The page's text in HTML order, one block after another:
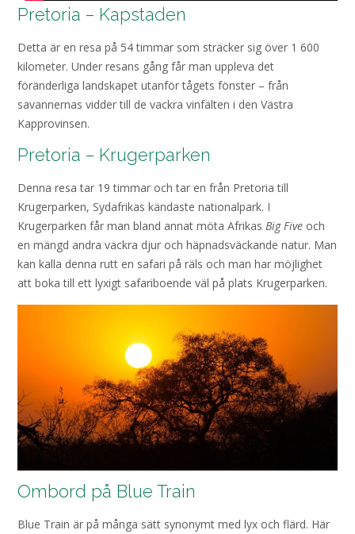
Pretoria – Kapstaden
Detta är en resa på 54 timmar som sträcker sig över 1 600
kilometer. Under resans gång får man uppleva det
föränderliga landskapet utanför tågets fönster – från
savannernas vidder till de vackra vinfälten i den Västra
Kapprovinsen.
Pretoria – Krugerparken
Denna resa tar 19 timmar och tar en från Pretoria till
Krugerparken, Sydafrikas kändaste nationalpark. I
Krugerparken får man bland annat möta Afrikas Big Five och
en mängd andra vackra djur och häpnadsväckande natur. Man
kan kalla denna rutt en safari på räls och man har möjlighet
att boka till ett lyxigt safariboende väl på plats Krugerparken.
Ombord på Blue Train
Blue Train är på många sätt synonymt med lyx och flärd. Här